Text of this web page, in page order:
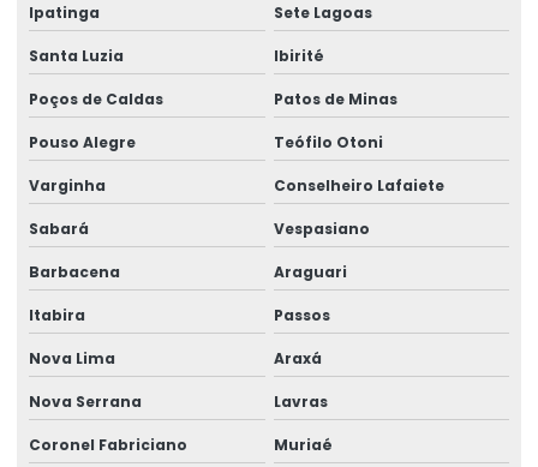
Fornecedor De Etiquetas Para Balança Comercial
Fornecedor De Etiquetas Para Indústria
Fornecedor De Etiquetas Térmicas
Fornecedor De Rótulos Adesivos Em São Paulo
Fornecedor De Rótulos Para Indústria
Fornecedores De Etiquetas Térmicas Personalizadas
Fornecimento De Ribbon Em Grandes Quantidades
Impressão De Etiquetas Adesivas
Impressão De Etiquetas Adesivas Personalizadas
Ipatinga Sete Lagoas
Santa Luzia Ibirité
Poços de Caldas Patos de Minas
Pouso Alegre Teófilo Otoni
Varginha Conselheiro Lafaiete
Sabará Vespasiano
Barbacena Araguari
Itabira Passos
Nova Lima Araxá
Nova Serrana Lavras
Coronel Fabriciano Muriaé